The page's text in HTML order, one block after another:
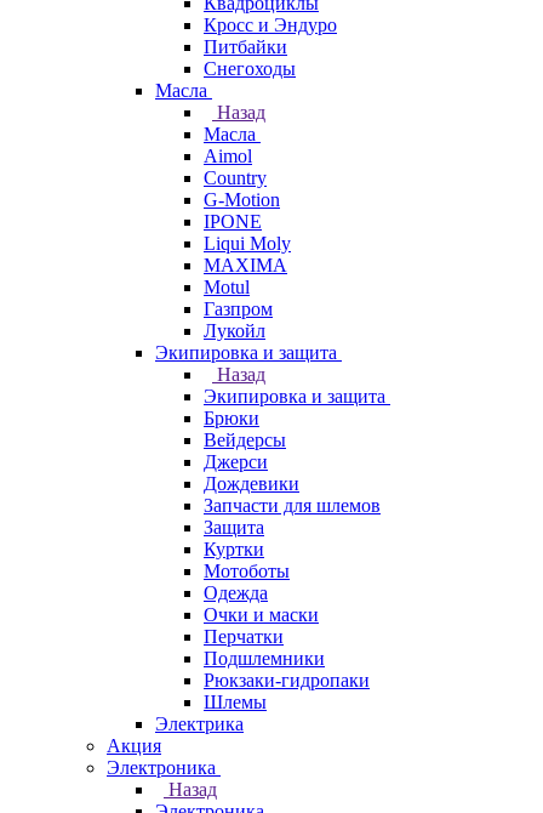
Кросс и Эндуро
Питбайки
Снегоходы
Масла
Назад
Масла
Aimol
Country
G-Motion
IPONE
Liqui Moly
MAXIMA
Motul
Газпром
Лукойл
Экипировка и защита
Назад
Экипировка и защита
Брюки
Вейдерсы
Джерси
Дождевики
Запчасти для шлемов
Защита
Куртки
Мотоботы
Одежда
Очки и маски
Перчатки
Подшлемники
Рюкзаки-гидропаки
Шлемы
Электрика
Акция
Электроника
Назад